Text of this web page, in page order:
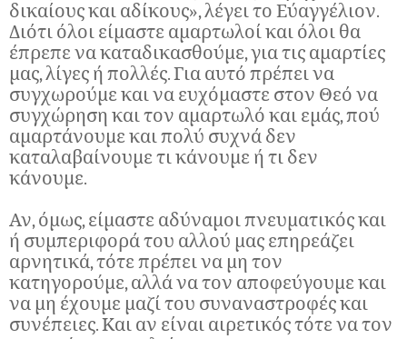
δικαίους και αδίκους», λέγει το Εύαγγέλιον.
Διότι όλοι είμαστε αμαρτωλοί και όλοι θα
έπρεπε να καταδικασθούμε, για τις αμαρτίες
μας, λίγες ή πολλές. Για αυτό πρέπει να
συγχωρούμε και να ευχόμαστε στον Θεό να
συγχώρηση και τον αμαρτωλό και εμάς, πού
αμαρτάνουμε και πολύ συχνά δεν
καταλαβαίνουμε τι κάνουμε ή τι δεν
κάνουμε.
Αν, όμως, είμαστε αδύναμοι πνευματικός και
ή συμπεριφορά του αλλού μας επηρεάζει
αρνητικά, τότε πρέπει να μη τον
κατηγορούμε, αλλά να τον αποφεύγουμε και
να μη έχουμε μαζί του συναναστροφές και
συνέπειες. Και αν είναι αιρετικός τότε να τον